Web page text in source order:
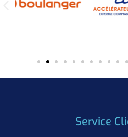
Service